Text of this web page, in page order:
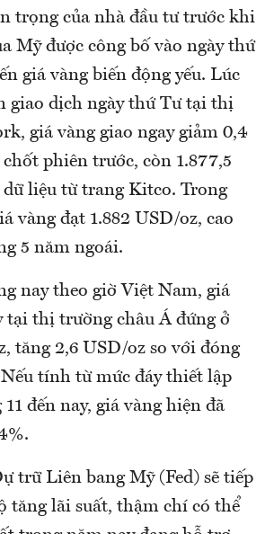
trọng của nhà đầu tư trước khi
Mỹ được công bố vào ngày thứ
giá vàng biến động yếu. Lúc
giao dịch ngày thứ Tư tại thị
giá vàng giao ngay giảm 0,4
phiên trước, còn 1.877,5
liệu từ trang Kitco. Trong
vàng đạt 1.882 USD/oz, cao
5 năm ngoái.
nay theo giờ Việt Nam, giá
tại thị trường châu Á đứng ở
tăng 2,6 USD/oz so với đóng
tính từ mức đáy thiết lập
đến nay, giá vàng hiện đã
trữ Liên bang Mỹ (Fed) sẽ tiếp
tăng lãi suất, thậm chí có thể